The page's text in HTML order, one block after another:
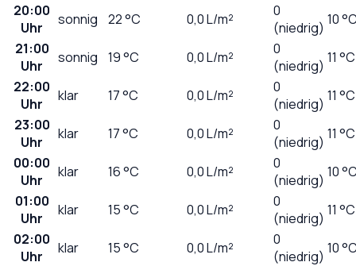
20:00
Uhr
sonnig 22°C 0,0L/m²
0
(niedrig) 10
21:00
Uhr
sonnig 19°C 0,0L/m²
0
(niedrig) 11 °C
22:00
Uhr
klar 17°C 0,0L/m²
0
(niedrig) 11 °C
23:00
Uhr
klar 17°C 0,0L/m²
0
(niedrig) 11 °C
00:00
Uhr
klar 16°C 0,0L/m²
0
(niedrig) 10
01:00
Uhr
klar 15°C 0,0L/m²
0
(niedrig) 11 °C
02:00
Uhr
klar 15°C 0,0L/m²
0
(niedrig) 10